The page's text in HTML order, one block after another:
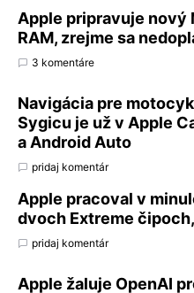
Apple pripravuje nový
RAM, zrejme sa
3 komentáre
Navigácia pre
Sygicu je už v Apple
a Android Auto
pridaj komentár
Apple pracoval v
dvoch Extreme
pridaj komentár
Apple žaluje OpenAI